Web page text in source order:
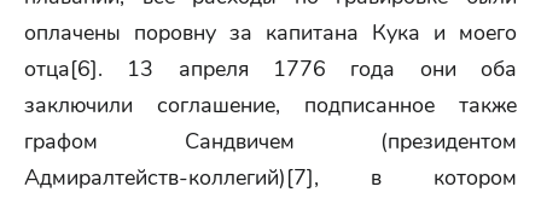
оплачены поровну за капитана Кука и моего
отца[6]. 13 апреля 1776 года они оба
заключили соглашение, подписанное также
графом Сандвичем (президентом
Адмиралтейств-коллегий)[7], в котором